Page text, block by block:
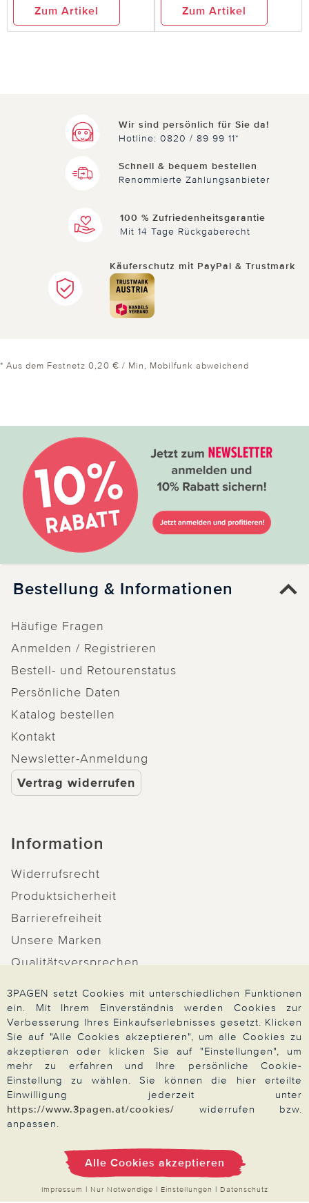
Zum Artikel Zum Artikel
Wir sind persönlich für Sie da!
Hotline: 0820 / 89 99 11*
Schnell & bequem bestellen
Renommierte Zahlungsanbieter
100 % Zufriedenheitsgarantie
Mit 14 Tage Rückgaberecht
Käuferschutz mit PayPal & Trustmark
* Aus dem Festnetz 0,20 € / Min, Mobilfunk abweichend
Bestellung & Informationen
Häufige Fragen
Anmelden / Registrieren
Bestell- und Retourenstatus
Persönliche Daten
Katalog bestellen
Kontakt
Newsletter-Anmeldung
Vertrag widerrufen
Information
Widerrufsrecht
Produktsicherheit
Barrierefreiheit
Unsere Marken
Qualitätsversprechen
Zahlung & Versand
Über 3PAGEN
Impressum|AGB|Datenschutz|Cookies
3PAGEN setzt Cookies mit unterschiedlichen Funktionen
ein. Mit Ihrem Einverständnis werden Cookies zur
Verbesserung Ihres Einkaufserlebnisses gesetzt. Klicken
Sie auf "Alle Cookies akzeptieren", um alle Cookies zu
akzeptieren oder klicken Sie auf "Einstellungen", um
mehr zu erfahren und Ihre persönliche Cookie-
Einstellung zu wählen. Sie können die hier erteilte
Einwilligung jederzeit unter
https://www.3pagen.at/cookies/ widerrufen bzw.
anpassen.
Alle Cookies akzeptieren
Impressum | Nur Notwendige | Einstellungen | Datenschutz